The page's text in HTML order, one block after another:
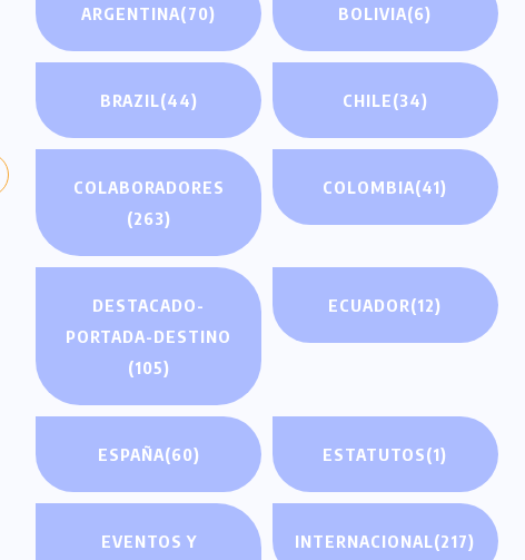
ARGENTINA(70) BOLIVIA(6)
BRAZIL(44) CHILE(34)
COLABORADORES
(263)
COLOMBIA(41)
DESTACADO-
PORTADA-DESTINO
(105)
ECUADOR(12)
ESPAÑA(60) ESTATUTOS(1)
EVENTOS Y
INTERNACIONAL(217)